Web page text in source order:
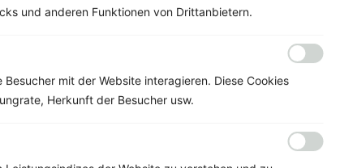
und anderen Funktionen von Drittanbietern.
mit der Website interagieren. Diese Cookies
Herkunft der Besucher usw.